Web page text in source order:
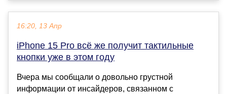
16:20, 13 Апр
iPhone 15 Pro всё же получит тактильные
кнопки уже в этом году
Вчера мы сообщали о довольно грустной
информации от инсайдеров, связанном с